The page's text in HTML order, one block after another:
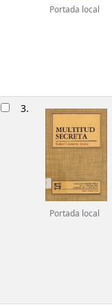
Portada local
3.
Portada local